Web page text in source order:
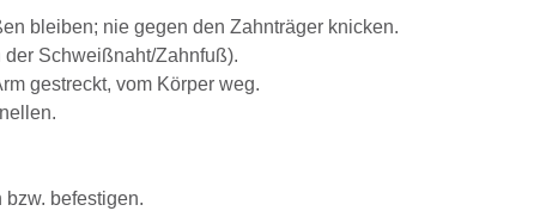
bleiben; nie gegen den Zahnträger knicken.
Schweißnaht/Zahnfuß).
gestreckt, vom Körper weg.
befestigen.